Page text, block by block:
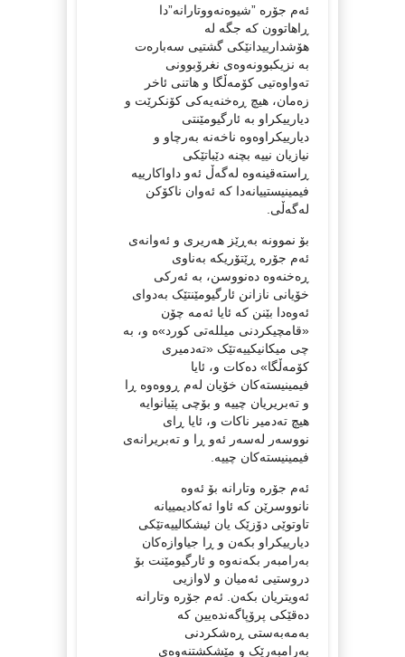
ئەم جۆرە ”شیوەنەووتارانە”دا
ڕاهاتوون کە جگە لە
هۆشدارییدانێکی گشتیی سەبارەت
بە نزیکبوونەوەی نغرۆبوونی
تەواوەتیی کۆمەڵگا و هاتنی ئاخر
زەمان، هیچ ڕەخنەیەکی کۆنکرێت و
دیارییکراو بە ئارگیومێنتی
دیارییکراوەوە ناخەنە بەرچاو و
نیازیان نییە بچنە دێباتێکی
ڕاستەقینەوە لەگەڵ ئەو داواکارییە
فیمینیستییانەدا کە ئەوان ناکۆکن
لەگەڵی.
بۆ نموونە بەڕێز هەریری و ئەوانەی
ئەم جۆرە ڕێتۆریکە بەناوی
ڕەخنەوە دەنووسن، بە ئەرکی
خۆیانی نازانن ئارگیومێنتێک بەدوای
ئەوەدا بێنن کە ئایا ئەمە چۆن
«قامچیکردنی میللەتی کورد»ە و، بە
چی میکانیکییەتێک «تەدمیری
کۆمەڵگا» دەکات و، ئایا
فیمینیستەکان خۆیان لەم ڕووەوە ڕا
و تەبریریان چییە و بۆچی پێیانوایە
هیچ تەدمیر ناکات و، ئایا ڕای
نووسەر لەسەر ئەو ڕا و تەبریرانەی
فیمینیستەکان چییە.
ئەم جۆرە وتارانە بۆ ئەوە
نانووسرێن کە ئاوا ئەکادیمییانە
تاوتوێی دۆزێک یان ئیشکالییەتێکی
دیارییکراو بکەن و ڕا جیاوازەکان
بەرامبەر بکەنەوە و ئارگیومێنت بۆ
دروستیی ئەمیان و لاوازیی
ئەویتریان بکەن. ئەم جۆرە وتارانە
دەقێکی پرۆپاگەندەیین کە
بەمەبەستی ڕەشکردنی
بەرامبەرێک و مێشکشتنەوەی